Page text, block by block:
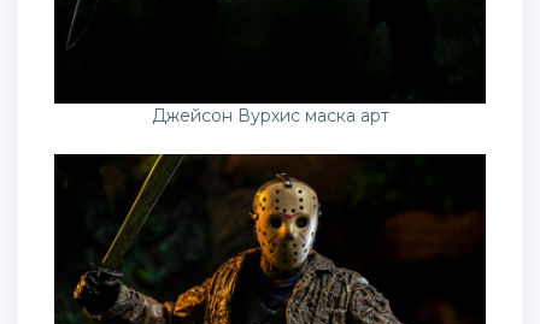
Джейсон Вурхис маска арт